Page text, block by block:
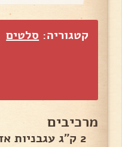
קטגוריה: סלטים
מרכיבים
2 ק"ג עגבניות אדומות